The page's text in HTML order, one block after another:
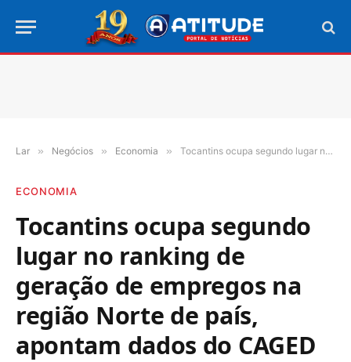
Lar » Negócios » Economia » Tocantins ocupa segundo lugar no ranking de geração de empregos na região Norte de país, apontam dados do CAGED
ECONOMIA
Tocantins ocupa segundo
lugar no ranking de
geração de empregos na
região Norte de país,
apontam dados do CAGED